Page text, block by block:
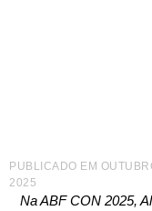
PUBLICADO EM
2025
Na ABF CON 2025,